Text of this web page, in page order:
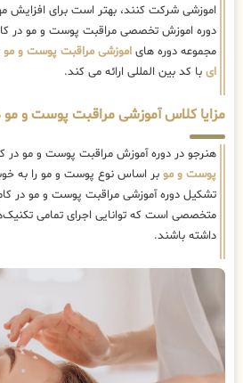
اموزشی شرکت کنند، بهتر است برای افزایش
دوره اموزش تخصصی مراقبت پوست و مو در
مجموعه دوره های اموزشی مراقبت پوست و مو
ای با کد بین المللی ارائه می کند.
مزایا کلاس آموزشی مراقبت پوست و مو
هنرجو در دوره آموزش مراقبت پوست و مو در
پوست و مو بر اساس نوع پوست و مو را به
تشکیل دوره آموزشی مراقبت پوست و مو در
متخصصی است که توانایی اجرای تمامی
داشته باشند.